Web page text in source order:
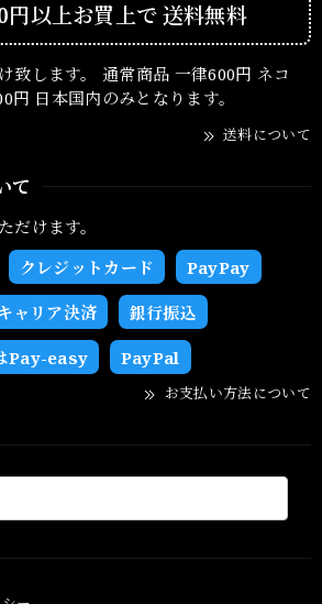
円以上お買上で送料無料
致します。 通常商品 一律600円 ネコ
円 日本国内のみとなります。
送料について
て
だけます。
クレジットカード PayPay
ャリア決済 銀行振込
Pay-easy PayPal
お支払い方法について